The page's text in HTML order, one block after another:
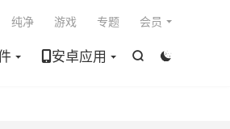


安卓应用
纯净 游戏 专题 会员